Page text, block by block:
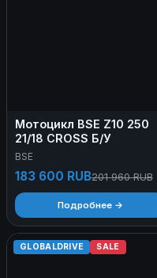
Мотоцикл BSE Z10 250
21/18 CROSS Б/У
BSE
183 600 RUB201 960 RUB
Подробнее →
GLOBALDRIVE SALE